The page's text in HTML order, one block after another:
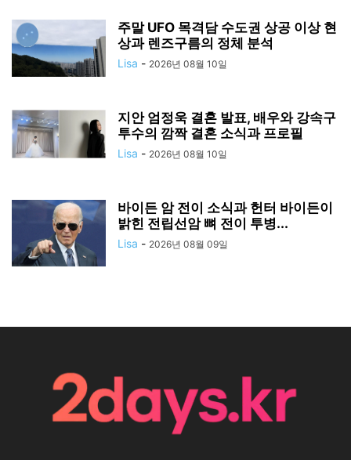
주말 UFO 목격담 수도권 상공 이상 현
상과 렌즈구름의 정체 분석
Lisa - 2026년 08월 10일
지안 엄정욱 결혼 발표, 배우와 강속구
투수의 깜짝 결혼 소식과 프로필
Lisa - 2026년 08월 10일
바이든 암 전이 소식과 헌터 바이든이
밝힌 전립선암 뼈 전이 투병...
Lisa - 2026년 08월 09일